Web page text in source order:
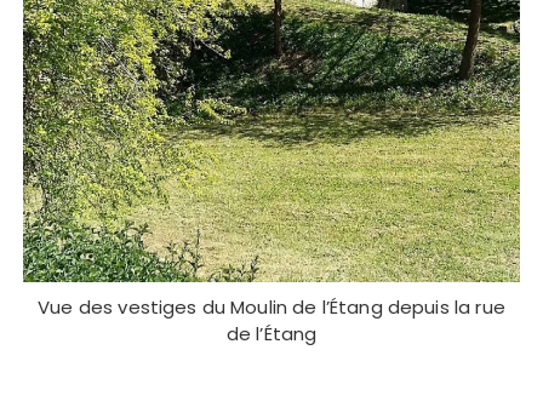
Vue des vestiges du Moulin de l’Étang depuis la rue
de l’Étang